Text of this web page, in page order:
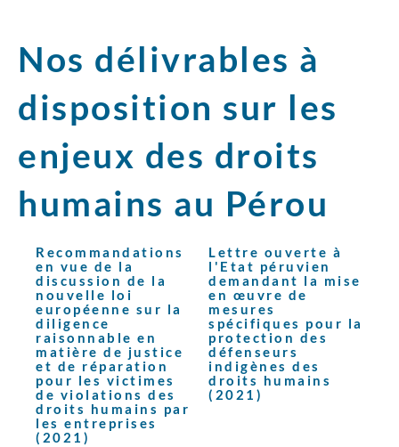
Nos délivrables à
disposition sur les
enjeux des droits
humains au Pérou
Recommandations
en vue de la
discussion de la
nouvelle loi
européenne sur la
diligence
raisonnable en
matière de justice
et de réparation
pour les victimes
de violations des
droits humains par
les entreprises
(2021)
Lettre ouverte à
l'Etat péruvien
demandant la mise
en œuvre de
mesures
spécifiques pour la
protection des
défenseurs
indigènes des
droits humains
(2021)